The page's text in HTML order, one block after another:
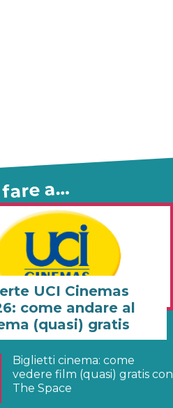
a…
UCI Cinemas
come andare al
(quasi) gratis
Biglietti cinema: come
vedere film (quasi) gratis con
The Space